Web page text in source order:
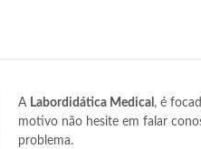
A Labordidática Medical , é
motivo não hesite em falar
problema.